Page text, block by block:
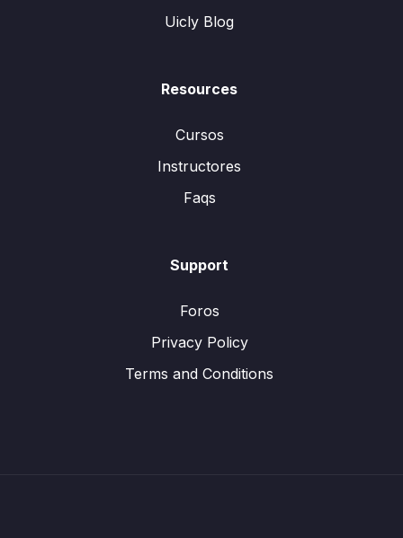
Uicly Blog
Resources
Cursos
Instructores
Faqs
Support
Foros
Privacy Policy
Terms and Conditions